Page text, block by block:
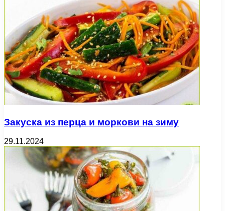
Закуска из перца и моркови на зиму
29.11.2024